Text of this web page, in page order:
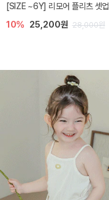
[SIZE ~6Y] 리모어 플리츠 셋업
10% 25,200원 28,000원